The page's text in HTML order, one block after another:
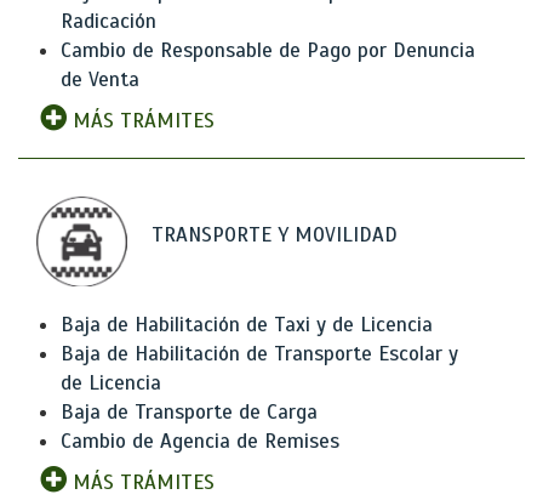
Radicación
Cambio de Responsable de Pago por Denuncia
de Venta
MÁS TRÁMITES
TRANSPORTE Y MOVILIDAD
Baja de Habilitación de Taxi y de Licencia
Baja de Habilitación de Transporte Escolar y
de Licencia
Baja de Transporte de Carga
Cambio de Agencia de Remises
MÁS TRÁMITES